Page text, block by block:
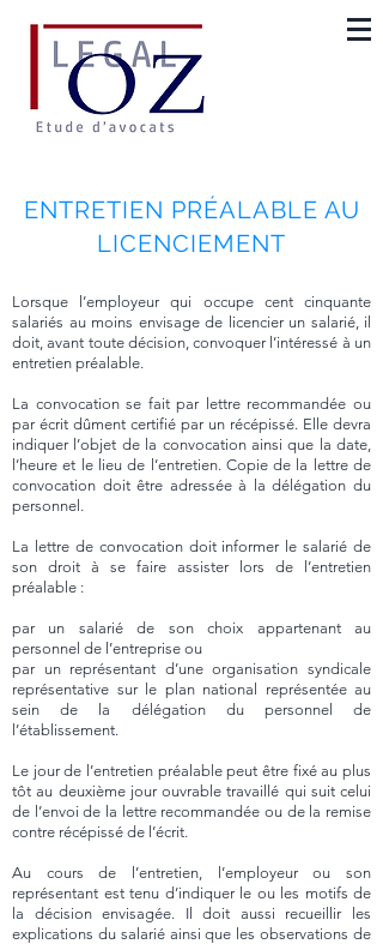
ENTRETIEN PRÉALABLE AU
LICENCIEMENT
Lorsque l’employeur qui occupe cent cinquante
salariés au moins envisage de licencier un salarié, il
doit, avant toute décision, convoquer l’intéressé à un
entretien préalable.
La convocation se fait par lettre recommandée ou
par écrit dûment certifié par un récépissé. Elle devra
indiquer l’objet de la convocation ainsi que la date,
l’heure et le lieu de l’entretien. Copie de la lettre de
convocation doit être adressée à la délégation du
personnel.
La lettre de convocation doit informer le salarié de
son droit à se faire assister lors de l’entretien
préalable :
par un salarié de son choix appartenant au
personnel de l’entreprise ou
par un représentant d’une organisation syndicale
représentative sur le plan national représentée au
sein de la délégation du personnel de
l’établissement.
Le jour de l’entretien préalable peut être fixé au plus
tôt au deuxième jour ouvrable travaillé qui suit celui
de l’envoi de la lettre recommandée ou de la remise
contre récépissé de l’écrit.
Au cours de l’entretien, l’employeur ou son
représentant est tenu d’indiquer le ou les motifs de
la décision envisagée. Il doit aussi recueillir les
explications du salarié ainsi que les observations de